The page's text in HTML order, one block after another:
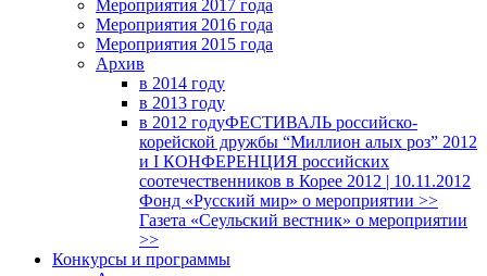
Мероприятия 2017 года
Мероприятия 2016 года
Мероприятия 2015 года
Архив
в 2014 году
в 2013 году
в 2012 годуФЕСТИВАЛЬ российско-
корейской дружбы “Миллион алых роз” 2012
и I КОНФЕРЕНЦИЯ российских
соотечественников в Корее 2012 | 10.11.2012
Фонд «Русский мир» о мероприятии >>
Газета «Сеульский вестник» о мероприятии
>>
Конкурсы и программы